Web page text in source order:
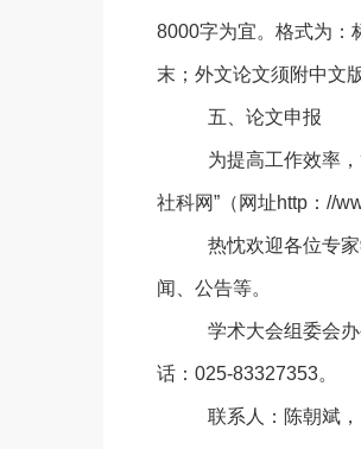
8000字为宜。格式为：
末；外文论文须附中文
五、论文申报
为提高工作效率
社科网”（网址http：//
热忱欢迎各位专
闻、公告等。
学术大会组委会
话：025-83327353。
联系人：陈朝斌，